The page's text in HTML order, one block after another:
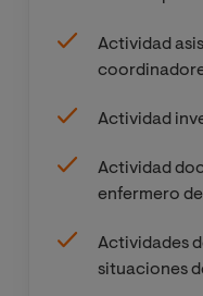
Prácticas
clínicas
Trabajo Fin de
Máster
Actividad
Actividad
Actividad
enfermero
Actividades
situaciones